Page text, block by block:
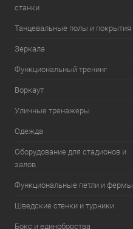
станки
Танцевальные полы и покрытия
Зеркала
Функциональный тренинг
Воркаут
Уличные тренажеры
Одежда
Оборудование для стадионов и
залов
Функциональные петли и фермы
Шведские стенки и турники
Бокс и единоборства